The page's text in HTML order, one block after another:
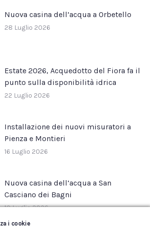
Nuova casina dell’acqua a Orbetello
28 Luglio 2026
Estate 2026, Acquedotto del Fiora fa il
punto sulla disponibilità idrica
22 Luglio 2026
Installazione dei nuovi misuratori a
Pienza e Montieri
16 Luglio 2026
Nuova casina dell’acqua a San
Casciano dei Bagni
10 Luglio 2026
i cookie